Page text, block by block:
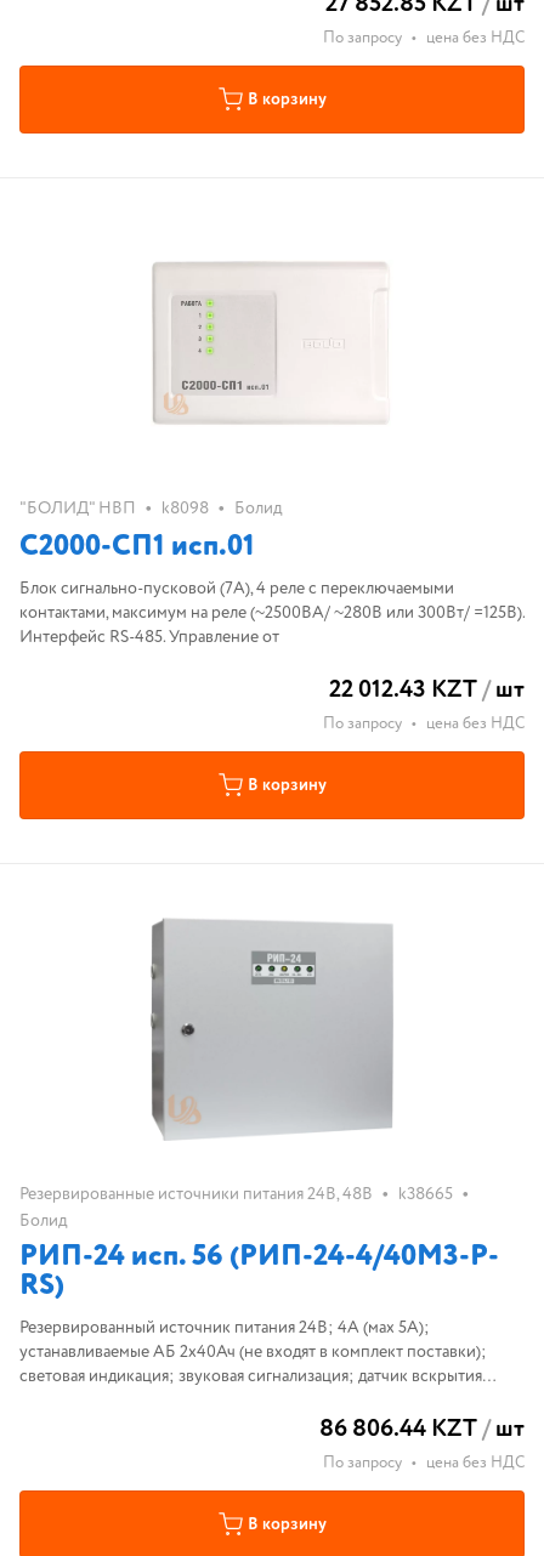
По запросу • цена без НДС
В корзину
"БОЛИД" НВП • k8098 • Болид
С2000-СП1 исп.01
Блок сигнально-пусковой (7А), 4 реле с переключаемыми
контактами, максимум на реле (~2500ВА/ ~280В или 300Вт/ =125В).
Интерфейс RS-485. Управление от
22 012.43 KZT/шт
По запросу • цена без НДС
В корзину
Резервированные источники питания 24В, 48В • k38665 •
Болид
РИП-24 исп. 56 (РИП-24-4/40М3-Р-
RS)
Резервированный источник питания 24В; 4А (мах 5А);
устанавливаемые АБ 2х40Ач (не входят в комплект поставки);
световая индикация; звуковая сигнализация; датчик вскрытия
86 806.44 KZT/шт
По запросу • цена без НДС
В корзину